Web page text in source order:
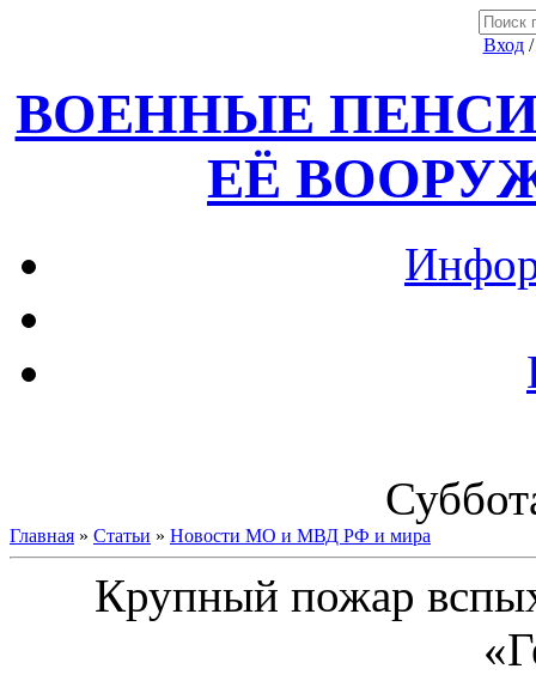
Вход
ВОЕННЫЕ
ЕЁ
Главная » Статьи » Новости МО и МВД РФ и мира
Крупный пожар